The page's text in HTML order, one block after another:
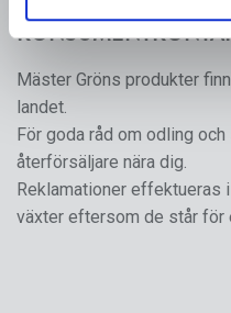
Mäster Gröns produkter
landet.
För goda råd om odling
återförsäljare nära dig.
Reklamationer effektueras
växter eftersom de står för